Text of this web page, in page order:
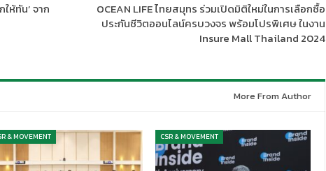
ห้ทัน’ จาก
OCEAN LIFE ไทยสมุทร ร่วมเปิดมิติใหม่ในการเลือกซื้อ
ประกันชีวิตออนไลน์ครบวงจร พร้อมโปรพิเศษ ในงาน
Insure Mall Thailand 2024
More From Author
& MOVEMENT CSR & MOVEMENT